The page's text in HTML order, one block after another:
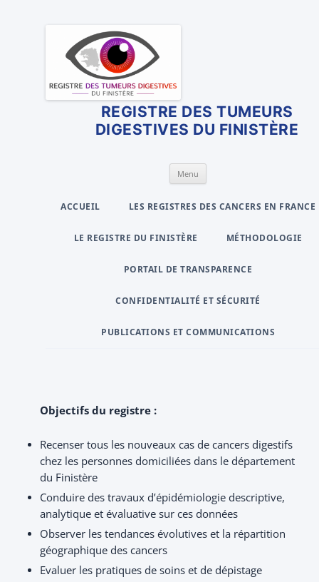
Menu
ACCUEIL LES REGISTRES DES CANCERS EN FRANCE
LE REGISTRE DU FINISTÈRE MÉTHODOLOGIE
PORTAIL DE TRANSPARENCE
CONFIDENTIALITÉ ET SÉCURITÉ
PUBLICATIONS ET COMMUNICATIONS
Objectifs du registre :
Recenser tous les nouveaux cas de cancers digestifs
chez les personnes domiciliées dans le département
du Finistère
Conduire des travaux d’épidémiologie descriptive,
analytique et évaluative sur ces données
Observer les tendances évolutives et la répartition
géographique des cancers
Evaluer les pratiques de soins et de dépistage